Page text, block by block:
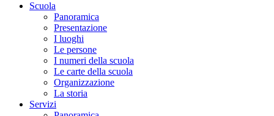
Scuola
Panoramica
Presentazione
I luoghi
Le persone
I numeri della scuola
Le carte della scuola
Organizzazione
La storia
Servizi